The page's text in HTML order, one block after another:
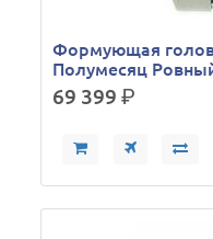
Формующая
Полумесяц
69 399р.